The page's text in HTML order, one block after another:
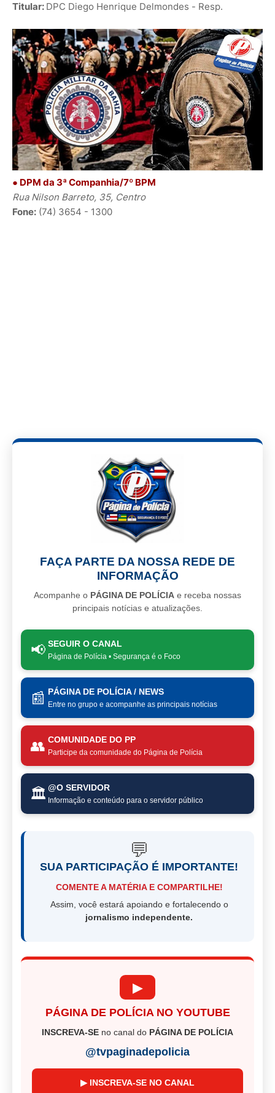
Titular: DPC Diego Henrique Delmondes - Resp.
● DPM da 3ª Companhia/7º BPM
Rua Nilson Barreto, 35, Centro
Fone: (74) 3654 - 1300
FAÇA PARTE DA NOSSA REDE DE
INFORMAÇÃO
Acompanhe o PÁGINA DE POLÍCIA e receba nossas
principais notícias e atualizações.
📢 SEGUIR O CANAL
Página de Polícia • Segurança é o Foco
📰 PÁGINA DE POLÍCIA / NEWS
Entre no grupo e acompanhe as principais notícias
👥 COMUNIDADE DO PP
Participe da comunidade do Página de Polícia
🏛️ @O SERVIDOR
Informação e conteúdo para o servidor público
💬
SUA PARTICIPAÇÃO É IMPORTANTE!
COMENTE A MATÉRIA E COMPARTILHE!
Assim, você estará apoiando e fortalecendo o
jornalismo independente.
▶
PÁGINA DE POLÍCIA NO YOUTUBE
INSCREVA-SE no canal do PÁGINA DE POLÍCIA
@tvpaginadepolicia
▶ INSCREVA-SE NO CANAL